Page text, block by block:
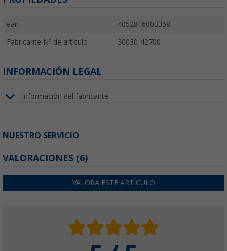
ean 4052816003368
Fabricante Nº de artículo 30030-42700
INFORMACIÓN LEGAL
Información del fabricante
NUESTRO SERVICIO
VALORACIONES (6)
VALORA ESTE ARTÍCULO